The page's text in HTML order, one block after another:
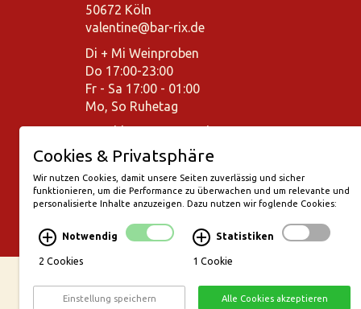
50672 Köln
valentine@bar-rix.de
Di + Mi Weinproben
Do 17:00-23:00
Fr - Sa 17:00 - 01:00
Mo, So Ruhetag
Bezahlung & Versand
Stornierungsbedingungen
Impressum
Datenschutz
Widerruf erklären
Cookies & Privatsphäre
Wir nutzen Cookies, damit unsere Seiten zuverlässig und sicher
funktionieren, um die Performance zu überwachen und um relevante und
personalisierte Inhalte anzuzeigen. Dazu nutzen wir foglende Cookies:
Notwendig
2 Cookies
Statistiken
1 Cookie
Einstellung speichern Alle Cookies akzeptieren